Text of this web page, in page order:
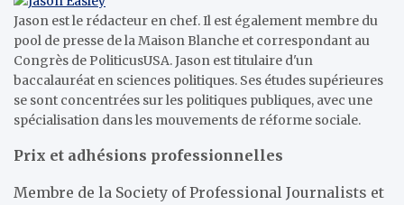
Jason est le rédacteur en chef. Il est également membre du
pool de presse de la Maison Blanche et correspondant au
Congrès de PoliticusUSA. Jason est titulaire d'un
baccalauréat en sciences politiques. Ses études supérieures
se sont concentrées sur les politiques publiques, avec une
spécialisation dans les mouvements de réforme sociale.
Prix ​​​​et adhésions professionnelles
Membre de la Society of Professional Journalists et